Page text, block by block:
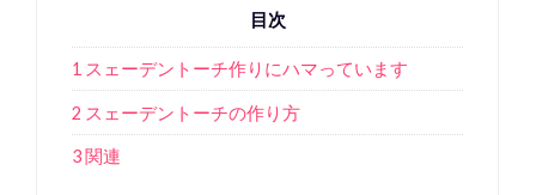
目次
1 スェーデントーチ作りにハマっています
2 スェーデントーチの作り方
3 関連